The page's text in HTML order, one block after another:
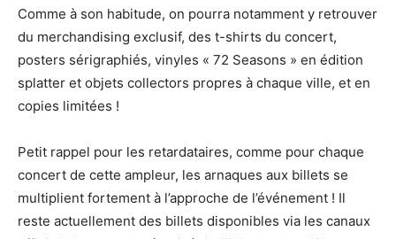
Comme à son habitude, on pourra notamment y retrouver
du merchandising exclusif, des t-shirts du concert,
posters sérigraphiés, vinyles « 72 Seasons » en édition
splatter et objets collectors propres à chaque ville, et en
copies limitées !
Petit rappel pour les retardataires, comme pour chaque
concert de cette ampleur, les arnaques aux billets se
multiplient fortement à l’approche de l’événement ! Il
reste actuellement des billets disponibles via les canaux